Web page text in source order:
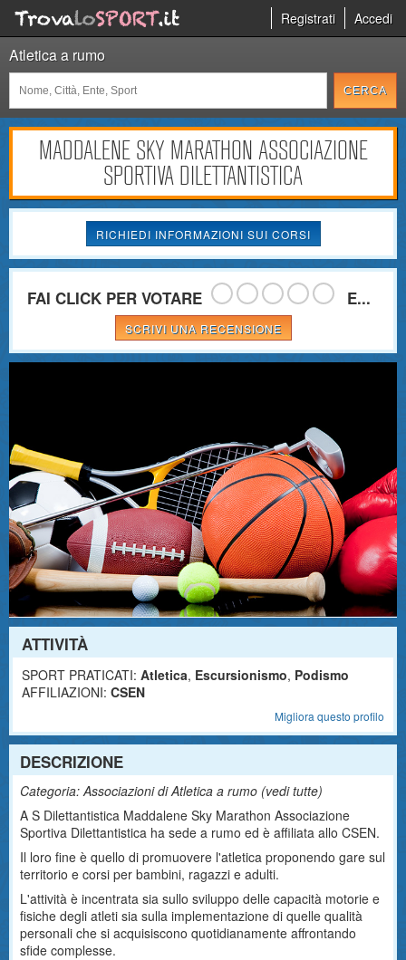
Registrati Accedi
Atletica a rumo
MADDALENE SKY MARATHON ASSOCIAZIONE
SPORTIVA DILETTANTISTICA
RICHIEDI INFORMAZIONI SUI CORSI
FAI CLICK PER VOTARE E...
SCRIVI UNA RECENSIONE
ATTIVITÀ
SPORT PRATICATI: Atletica, Escursionismo, Podismo
AFFILIAZIONI: CSEN
Migliora questo profilo
DESCRIZIONE
Categoria: Associazioni di Atletica a rumo (vedi tutte)
A S Dilettantistica Maddalene Sky Marathon Associazione
Sportiva Dilettantistica ha sede a rumo ed è affiliata allo CSEN.
Il loro fine è quello di promuovere l'atletica proponendo gare sul
territorio e corsi per bambini, ragazzi e adulti.
L'attività è incentrata sia sullo sviluppo delle capacità motorie e
fisiche degli atleti sia sulla implementazione di quelle qualità
personali che si acquisiscono quotidianamente affrontando
sfide complesse.